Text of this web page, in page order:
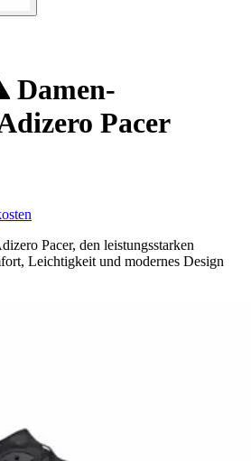
Damen-
Pacer
Pacer, den leistungsstarken
Leichtigkeit und modernes Design